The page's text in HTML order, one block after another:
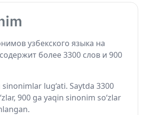
узбекского языка на
более 3300 слов и 900
lug‘ati. Saytda 3300
900 ga yaqin sinonim so‘zlar